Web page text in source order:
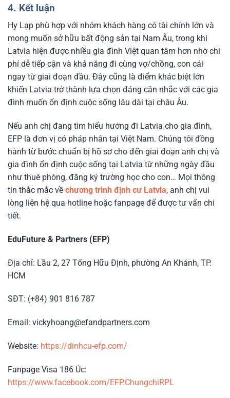
4. Kết luận
Hy Lạp phù hợp với nhóm khách hàng có tài chính lớn và
mong muốn sở hữu bất động sản tại Nam Âu, trong khi
Latvia hiện được nhiều gia đình Việt quan tâm hơn nhờ chi
phí dễ tiếp cận và khả năng đi cùng vợ/chồng, con cái
ngay từ giai đoạn đầu. Đây cũng là điểm khác biệt lớn
khiến Latvia trở thành lựa chọn đáng cân nhắc với các gia
đình muốn ổn định cuộc sống lâu dài tại châu Âu.
Nếu anh chị đang tìm hiểu hướng đi Latvia cho gia đình,
EFP là đơn vị có pháp nhân tại Việt Nam. Chúng tôi đồng
hành từ bước chuẩn bị hồ sơ cho đến giai đoạn anh chị và
gia đình ổn định cuộc sống tại Latvia từ những ngày đầu
như thuê phòng, đăng ký trường học cho con… Mọi thông
tin thắc mắc về chương trình định cư Latvia, anh chị vui
lòng liên hệ qua hotline hoặc fanpage để được tư vấn chi
tiết.
EduFuture & Partners (EFP)
Địa chỉ: Lầu 2, 27 Tống Hữu Định, phường An Khánh, TP.
HCM
SĐT: (+84) 901 816 787
Email: vickyhoang@efandpartners.com
Website: https://dinhcu-efp.com/
Fanpage Visa 186 Úc:
https://www.facebook.com/EFP.ChungchiRPL